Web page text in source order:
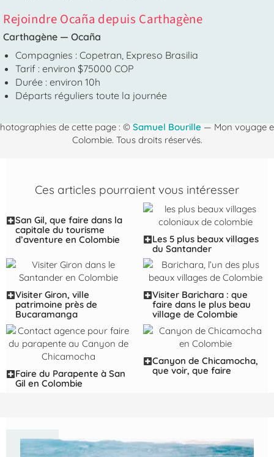
Rejoindre Ocaña depuis Carthagène
Carthagène — Ocaña
Compagnies : Copetran, Expreso Brasilia
Tarif : environ $75000 COP
Durée : environ 10h
Départs réguliers toute la journée
de cette page : © Samuel Bourille — Mon voyage
Colombie. Tous droits réservés.
Ces articles pourraient vous intéresser
San Gil, que faire dans la
capitale du tourisme
d’aventure en Colombie
Les 5 plus beaux villages
du Santander
Visiter Giron, ville
patrimoine près de
Bucaramanga
Visiter Barichara : que
faire dans le plus beau
village de Colombie
Faire du Parapente à San
Gil en Colombie
Canyon de Chicamocha,
que voir, que faire